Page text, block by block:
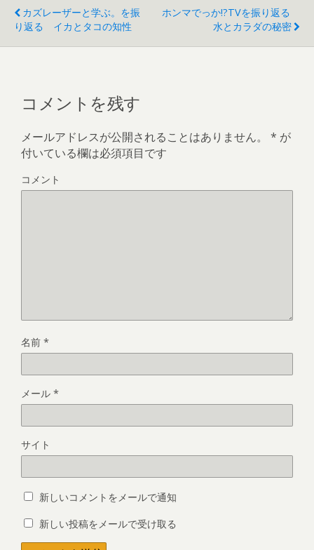
開
き
ま
)
カズレーザーと学ぶ。を振
り返る イカとタコの知性
ホンマでっか!?TVを振り返る
水とカラダの秘密
コメントを残す
メールアドレスが公開されることはありません。 * が
付いている欄は必須項目です
コメント
名前 *
メール *
サイト
新しいコメントをメールで通知
新しい投稿をメールで受け取る